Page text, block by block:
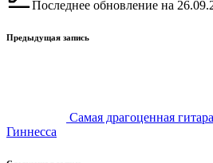
Последнее обновление на
Навигация
Предыдущая запись
Самая драгоценная
Гиннесса